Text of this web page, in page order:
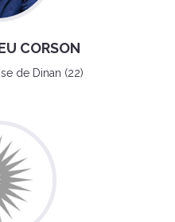
CORSON
de Dinan (22)